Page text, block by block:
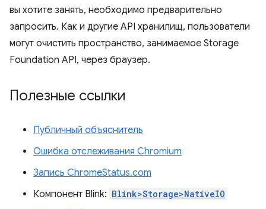
вы хотите занять, необходимо предварительно
запросить. Как и другие API хранилищ, пользователи
могут очистить пространство, занимаемое Storage
Foundation API, через браузер.
Полезные ссылки
Публичный объяснитель
Ошибка отслеживания Chromium
Запись ChromeStatus.com
Компонент Blink: Blink>Storage>NativeIO